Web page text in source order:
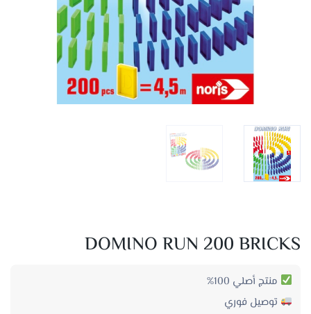
DOMINO RUN 200 BRICKS
منتج أصلي 100%
توصيل فوري